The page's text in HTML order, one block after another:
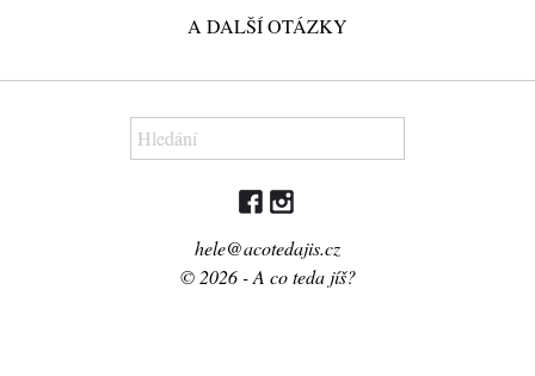
A DALŠÍ OTÁZKY
hele@acotedajis.cz
© 2026 - A co teda jíš?